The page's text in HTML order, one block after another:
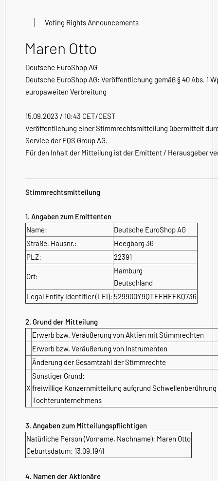
Voting Rights Announcements
Maren Otto
Deutsche EuroShop AG
Deutsche EuroShop AG: Veröffentlichung gemäß § 40 Abs. 1
europaweiten Verbreitung
15.09.2023 / 10:43 CET/CEST
Veröffentlichung einer Stimmrechtsmitteilung übermittelt
Service der EQS Group AG.
Für den Inhalt der Mitteilung ist der Emittent / Herausgeber
Stimmrechtsmitteilung
1. Angaben zum Emittenten
Name:
Deutsche EuroShop AG
Straße, Hausnr.:
Heegbarg 36
PLZ:
22391
Ort:
Hamburg
Deutschland
Legal Entity Identifier (LEI): 529900Y9QTEFHFEKQ736
2. Grund der Mitteilung
Erwerb bzw. Veräußerung von Aktien mit Stimmrechten
Erwerb bzw. Veräußerung von Instrumenten
Änderung der Gesamtzahl der Stimmrechte
X
Sonstiger Grund:
freiwillige Konzernmitteilung aufgrund Schwellenberührung
Tochterunternehmens
3. Angaben zum Mitteilungspflichtigen
Natürliche Person (Vorname, Nachname): Maren Otto
Geburtsdatum: 13.09.1941
4. Namen der Aktionäre